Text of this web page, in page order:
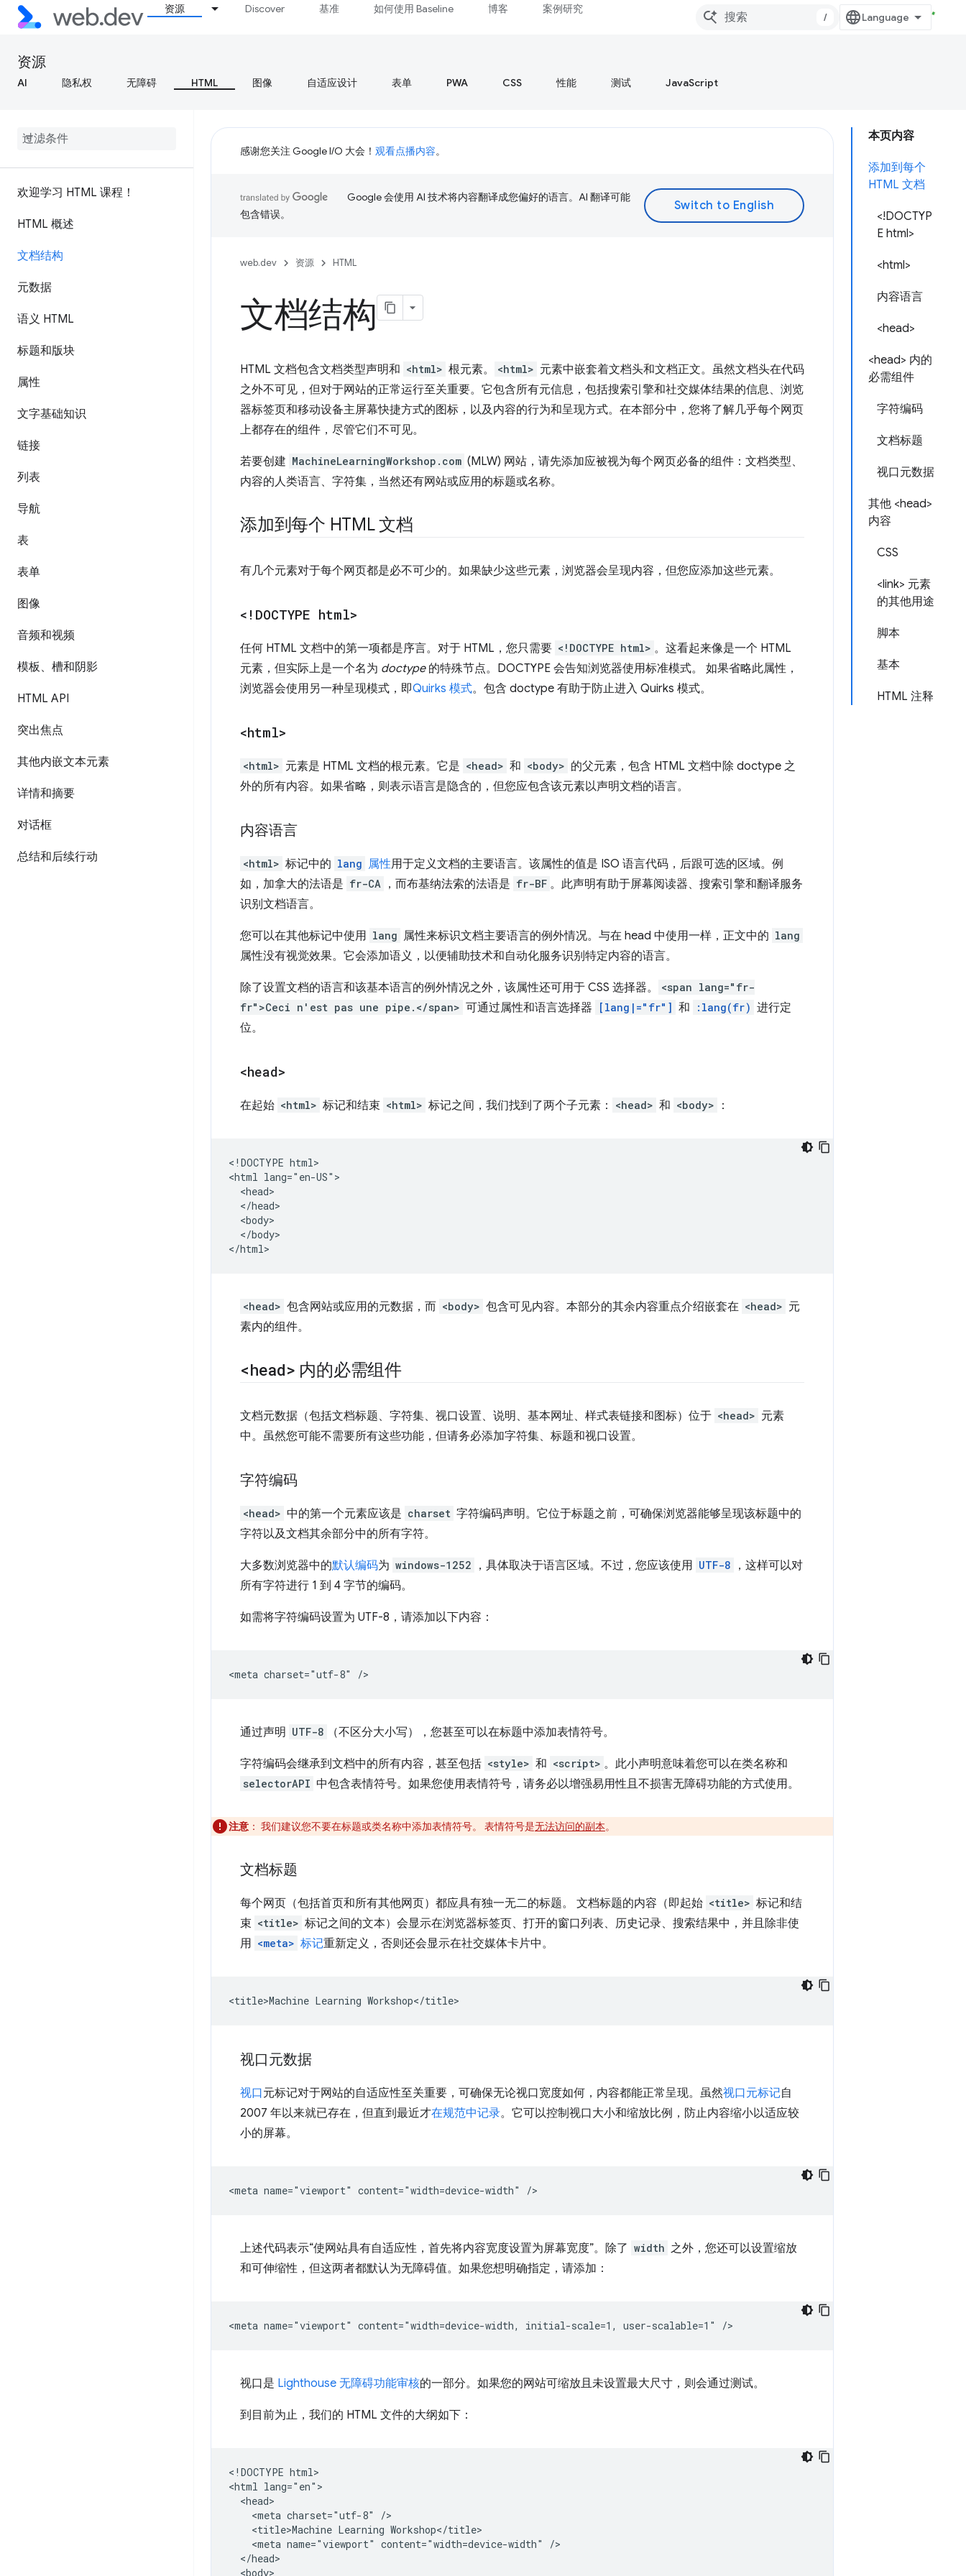
资源 Discover 基准 如何使用 Baseline 博客 案例研究
/
资源
AI 隐私权 无障碍 HTML 图像 自适应设计 表单 PWA CSS 性能 测试 JavaScript
欢迎学习 HTML 课程！
HTML 概述
文档结构
元数据
语义 HTML
标题和版块
属性
文字基础知识
链接
列表
导航
表
表单
图像
音频和视频
模板、槽和阴影
HTML API
突出焦点
其他内嵌文本元素
详情和摘要
对话框
总结和后续行动
本页内容
添加到每个
HTML 文档
<!DOCTYP
E html>
<html>
内容语言
<head>
<head> 内的
必需组件
字符编码
文档标题
视口元数据
其他 <head>
内容
CSS
<link> 元素
的其他用途
脚本
基本
HTML 注释
感谢您关注 Google I/O 大会！ 观看点播内容。
Google 会使用 AI 技术将内容翻译成您偏好的语言。AI 翻译可能
包含错误。
web.dev 资源 HTML
文档结构
HTML 文档包含文档类型声明和 <html> 根元素。 <html> 元素中嵌套着文档头和文档正文。虽然文档头在代码
之外不可见，但对于网站的正常运行至关重要。它包含所有元信息，包括搜索引擎和社交媒体结果的信息、浏览
器标签页和移动设备主屏幕快捷方式的图标，以及内容的行为和呈现方式。在本部分中，您将了解几乎每个网页
上都存在的组件，尽管它们不可见。
若要创建 MachineLearningWorkshop.com (MLW) 网站，请先添加应被视为每个网页必备的组件：文档类型、
内容的人类语言、字符集，当然还有网站或应用的标题或名称。
添加到每个 HTML 文档
有几个元素对于每个网页都是必不可少的。如果缺少这些元素，浏览器会呈现内容，但您应添加这些元素。
<!DOCTYPE html>
任何 HTML 文档中的第一项都是序言。对于 HTML，您只需要 <!DOCTYPE html> 。这看起来像是一个 HTML
元素，但实际上是一个名为 doctype的特殊节点。DOCTYPE 会告知浏览器使用标准模式。 如果省略此属性，
浏览器会使用另一种呈现模式，即Quirks 模式。包含 doctype 有助于防止进入 Quirks 模式。
<html>
<html> 元素是 HTML 文档的根元素。它是 <head> 和 <body> 的父元素，包含 HTML 文档中除 doctype 之
外的所有内容。如果省略，则表示语言是隐含的，但您应包含该元素以声明文档的语言。
内容语言
<html> 标记中的 lang 属性用于定义文档的主要语言。该属性的值是 ISO 语言代码，后跟可选的区域。例
如，加拿大的法语是 fr-CA ，而布基纳法索的法语是 fr-BF 。此声明有助于屏幕阅读器、搜索引擎和翻译服务
识别文档语言。
您可以在其他标记中使用 lang 属性来标识文档主要语言的例外情况。与在 head 中使用一样，正文中的 lang
属性没有视觉效果。它会添加语义，以便辅助技术和自动化服务识别特定内容的语言。
除了设置文档的语言和该基本语言的例外情况之外，该属性还可用于 CSS 选择器。
<span lang="fr-
fr">Ceci n'est pas une pipe.</span> 可通过属性和语言选择器 [lang|="fr"] 和 :lang(fr) 进行定
位。
<head>
在起始 <html> 标记和结束 <html> 标记之间，我们找到了两个子元素： <head> 和 <body> ：
<!DOCTYPE html>
<html lang="en-US">
  <head>
  </head>
  <body>
  </body>
<head> 包含网站或应用的元数据，而 <body> 包含可见内容。本部分的其余内容重点介绍嵌套在 <head> 元
素内的组件。
<head> 内的必需组件
文档元数据（包括文档标题、字符集、视口设置、说明、基本网址、样式表链接和图标）位于 <head> 元素
中。虽然您可能不需要所有这些功能，但请务必添加字符集、标题和视口设置。
字符编码
<head> 中的第一个元素应该是 charset 字符编码声明。它位于标题之前，可确保浏览器能够呈现该标题中的
字符以及文档其余部分中的所有字符。
大多数浏览器中的默认编码为 windows-1252 ，具体取决于语言区域。不过，您应该使用 UTF-8
，这样可以对
所有字符进行 1 到 4 字节的编码。
如需将字符编码设置为 UTF-8，请添加以下内容：
通过声明 UTF-8 （不区分大小写），您甚至可以在标题中添加表情符号。
字符编码会继承到文档中的所有内容，甚至包括 <style> 和 <script> 。此小声明意味着您可以在类名称和
selectorAPI 中包含表情符号。如果您使用表情符号，请务必以增强易用性且不损害无障碍功能的方式使用。
注意 ： 我们建议您不要在标题或类名称中添加表情符号。 表情符号是无法访问的副本。
文档标题
每个网页（包括首页和所有其他网页）都应具有独一无二的标题。 文档标题的内容（即起始 <title> 标记和结
束 <title> 标记之间的文本）会显示在浏览器标签页、打开的窗口列表、历史记录、搜索结果中，并且除非使
用 <meta> 标记重新定义，否则还会显示在社交媒体卡片中。
视口元数据
视口元标记对于网站的自适应性至关重要，可确保无论视口宽度如何，内容都能正常呈现。虽然视口元标记自
2007 年以来就已存在，但直到最近才在规范中记录。它可以控制视口大小和缩放比例，防止内容缩小以适应较
小的屏幕。
上述代码表示“使网站具有自适应性，首先将内容宽度设置为屏幕宽度”。除了 width 之外，您还可以设置缩放
和可伸缩性，但这两者都默认为无障碍值。如果您想明确指定，请添加：
视口是 Lighthouse 无障碍功能审核的一部分。如果您的网站可缩放且未设置最大尺寸，则会通过测试。
到目前为止，我们的 HTML 文件的大纲如下：
<!DOCTYPE html>
<html lang="en">
  <head>
    <meta charset="utf-8" />
    <title>Machine Learning Workshop</title>
    <meta name="viewport" content="width=device-width" />
  </head>
  <body>